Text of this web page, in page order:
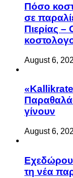
Πόσο
σε
Πιερίας –
August 6,
γίνουν
August 6,
Eχεδώρου
τη νέα